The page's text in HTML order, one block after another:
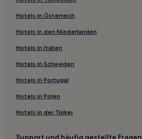
Hotels in Österreich
Hotels in den Niederlanden
Hotels in Italien
Hotels in Schweden
Hotels in Portugal
Hotels in Polen
Hotels in der Türkei
Support und häufig gestellte Fragen